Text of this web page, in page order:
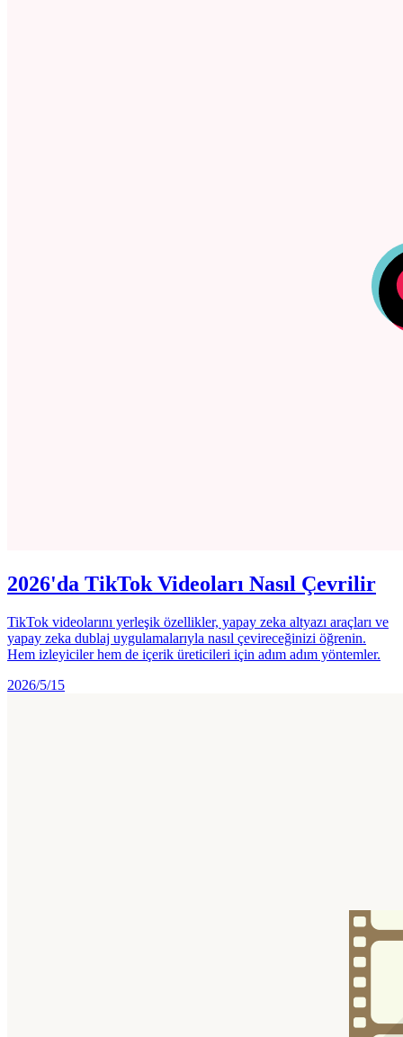
2026'da TikTok Videoları Nasıl Çevrilir
TikTok videolarını yerleşik özellikler, yapay zeka altyazı araçları ve
yapay zeka dublaj uygulamalarıyla nasıl çevireceğinizi öğrenin.
Hem izleyiciler hem de içerik üreticileri için adım adım yöntemler.
2026/5/15